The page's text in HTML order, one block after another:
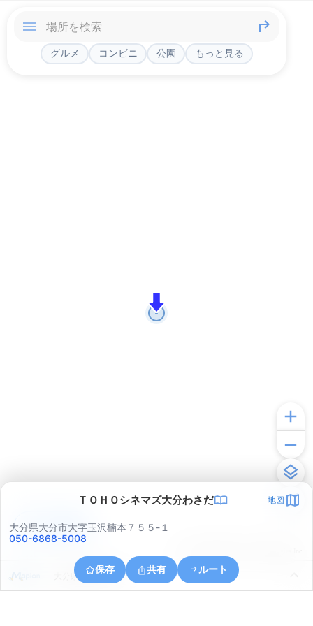
グルメ コンビニ 公園 もっと見る
ＴＯＨＯシネマズ大分わさだ 地図
大分県大分市大字玉沢楠本７５５-１
050-6868-5008
保存 共有 ルート
大分県大分市口戸
アプリで見る